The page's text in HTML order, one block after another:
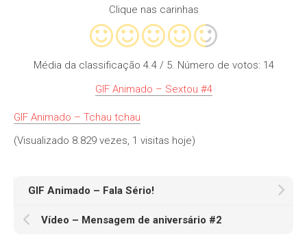
Clique nas carinhas
Média da classificação 4.4/ 5. Número de votos: 14
GIF Animado – Sextou #4
GIF Animado – Tchau tchau
(Visualizado 8.829 vezes, 1 visitas hoje)
GIF Animado – Fala Sério!
Vídeo – Mensagem de aniversário #2